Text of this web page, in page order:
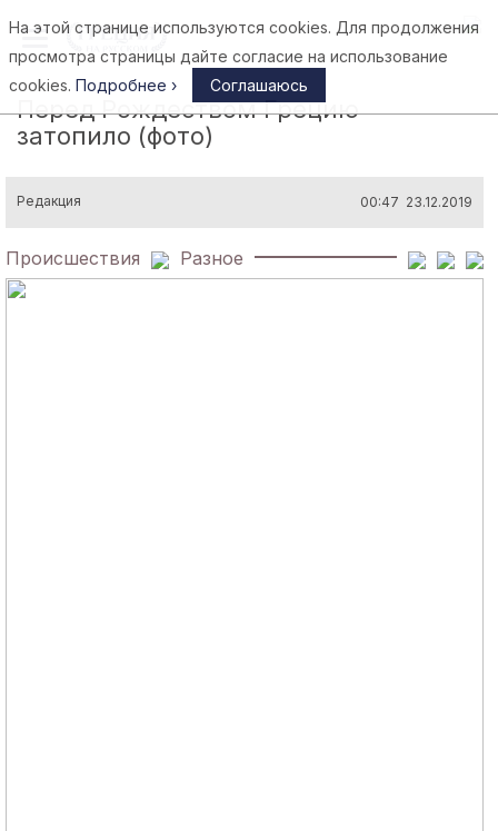
Афины
Перед Рождеством Грецию
затопило (фото)
Редакция 00:47 23.12.2019
Происшествия Разное
На этой странице используются cookies. Для продолжения
просмотра страницы дайте согласие на использование
cookies. Подробнее › Соглашаюсь